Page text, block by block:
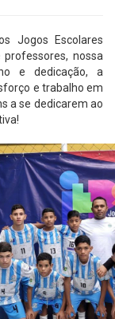
Jogos Escolares
nossa
e dedicação, a
e trabalho em
a se dedicarem ao